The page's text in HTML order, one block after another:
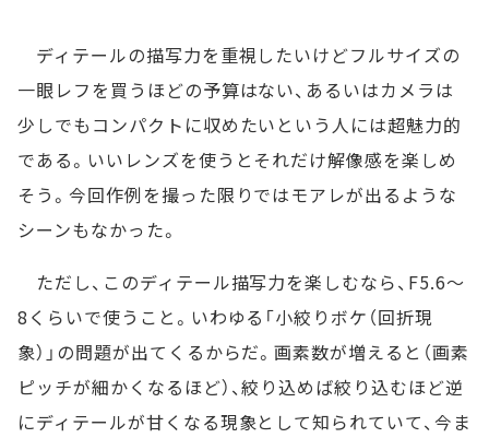
ディテールの描写力を重視したいけどフルサイズの
一眼レフを買うほどの予算はない、あるいはカメラは
少しでもコンパクトに収めたいという人には超魅力的
である。いいレンズを使うとそれだけ解像感を楽しめ
そう。今回作例を撮った限りではモアレが出るような
シーンもなかった。
ただし、このディテール描写力を楽しむなら、F5.6～
8くらいで使うこと。いわゆる「小絞りボケ（回折現
象）」の問題が出てくるからだ。画素数が増えると（画素
ピッチが細かくなるほど）、絞り込めば絞り込むほど逆
にディテールが甘くなる現象として知られていて、今ま